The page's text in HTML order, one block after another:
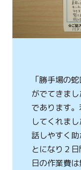
お問合わせ
「勝手場の
がでてきま
であります
してくれま
話しやすく
とになり２
日の作業費